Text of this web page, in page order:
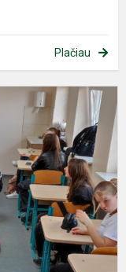
Plačiau